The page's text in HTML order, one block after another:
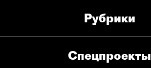
Рубрики
Спец­проекты